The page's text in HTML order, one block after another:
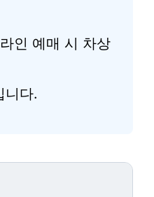
인 예매 시 차상
니다.